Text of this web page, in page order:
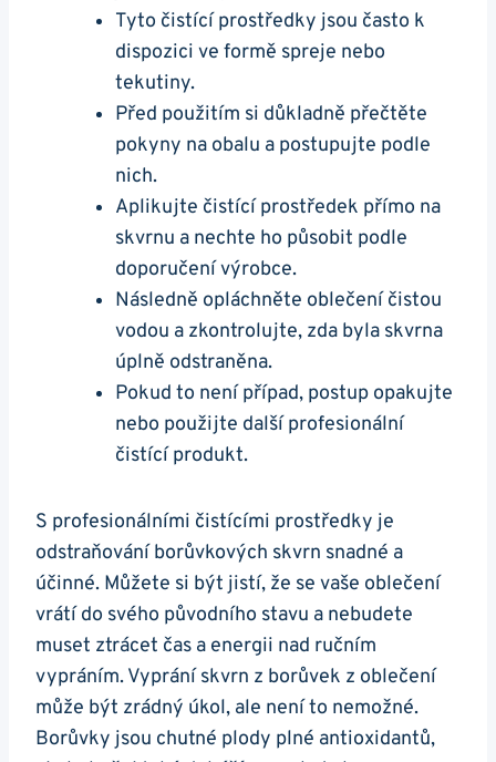
Tyto čistící prostředky jsou často k
dispozici ve formě spreje nebo
tekutiny.
Před použitím si důkladně přečtěte
pokyny na obalu a postupujte podle
nich.
Aplikujte čistící prostředek přímo na
skvrnu a nechte ho působit podle
doporučení výrobce.
Následně opláchněte oblečení čistou
vodou a zkontrolujte, zda byla skvrna
úplně odstraněna.
Pokud to není případ, postup opakujte
nebo použijte další profesionální
čistící produkt.
S profesionálními čistícími prostředky je
odstraňování borůvkových skvrn snadné a
účinné. Můžete si být jistí, že se vaše oblečení
vrátí do svého původního stavu a nebudete
muset ztrácet čas a energii nad ručním
vypráním. Vyprání skvrn z borůvek z oblečení
může být zrádný úkol, ale není to nemožné.
Borůvky jsou chutné plody plné antioxidantů,